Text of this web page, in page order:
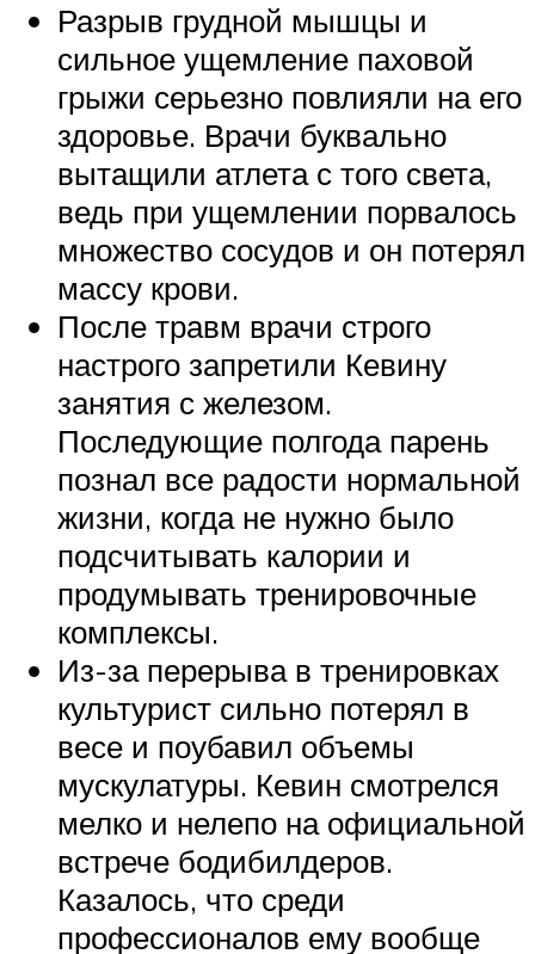
Разрыв грудной мышцы и
сильное ущемление паховой
грыжи серьезно повлияли на его
здоровье. Врачи буквально
вытащили атлета с того света,
ведь при ущемлении порвалось
множество сосудов и он потерял
массу крови.
После травм врачи строго
настрого запретили Кевину
занятия с железом.
Последующие полгода парень
познал все радости нормальной
жизни, когда не нужно было
подсчитывать калории и
продумывать тренировочные
комплексы.
Из-за перерыва в тренировках
культурист сильно потерял в
весе и поубавил объемы
мускулатуры. Кевин смотрелся
мелко и нелепо на официальной
встрече бодибилдеров.
Казалось, что среди
профессионалов ему вообще